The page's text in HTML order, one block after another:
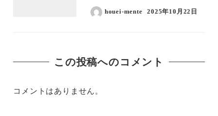
houei-mente 2025年10月22日
この投稿へのコメント
コメントはありません。